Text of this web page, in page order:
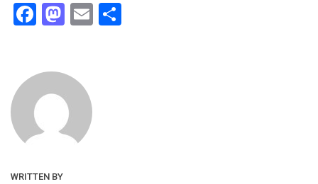
Facebook
Mastodon
Email
WRITTEN BY